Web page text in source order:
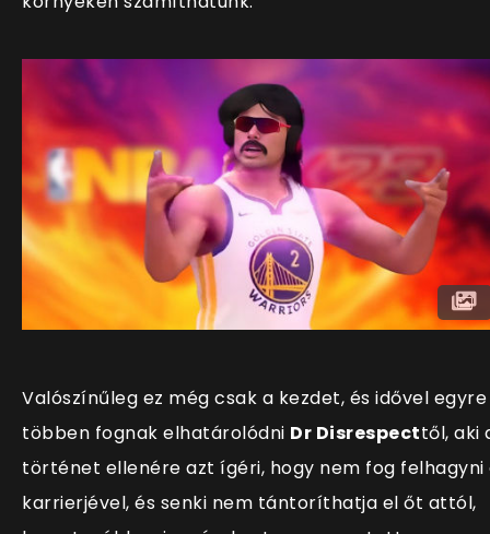
Valószínűleg ez még csak a kezdet, és idővel egyre
többen fognak elhatárolódni Dr Disrespecttől, aki
történet ellenére azt ígéri, hogy nem fog felhagyni
karrierjével, és senki nem tántoríthatja el őt attól,